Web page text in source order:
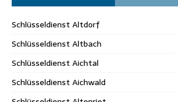
Schlüsseldienst Altdorf
Schlüsseldienst Altbach
Schlüsseldienst Aichtal
Schlüsseldienst Aichwald